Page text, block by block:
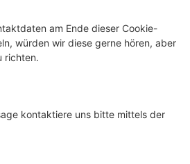
am Ende dieser Cookie-
würden wir diese gerne hören, aber
richten.
kontaktiere uns bitte mittels der